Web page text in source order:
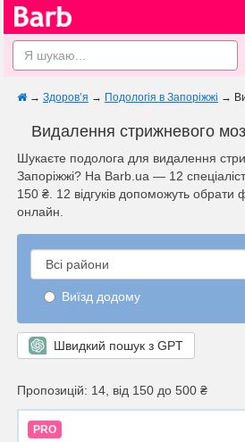
→ Здоров’я → Подологія в Запоріжжі →
Видалення стрижневого
Шукаєте подолога для видалення
Запоріжжі? На Barb.ua — 12
150 ₴. 12 відгуків допоможуть обрати
онлайн.
Виїзд додому
Швидкий пошук з GPT
Пропозицій: 14, від 150 до 500 ₴
PRO